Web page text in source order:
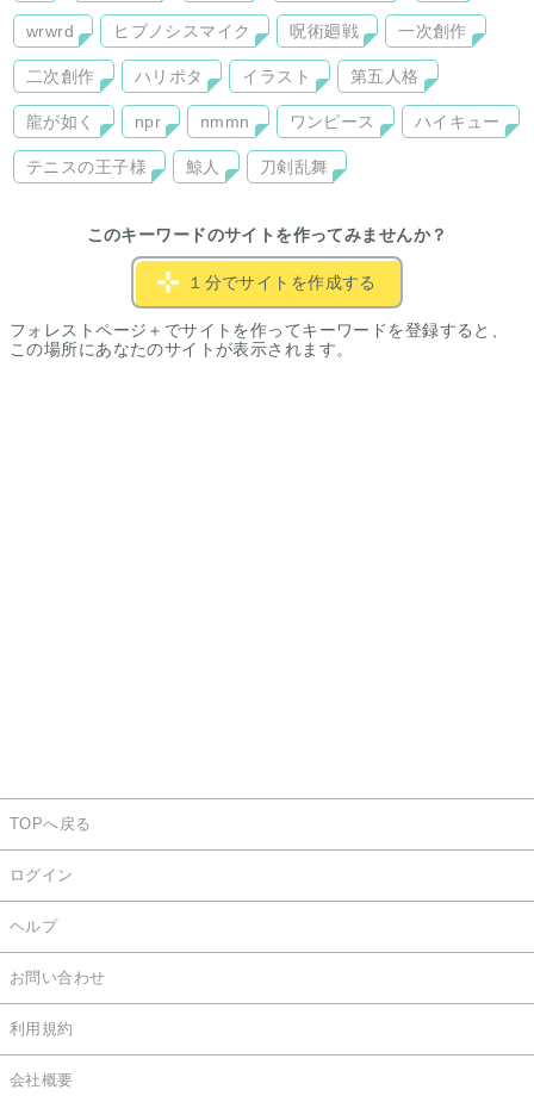
wrwrd ヒプノシスマイク 呪術廻戦 一次創作
二次創作 ハリポタ イラスト 第五人格
龍が如く npr nmmn ワンピース ハイキュー
テニスの王子様 鯨人 刀剣乱舞
このキーワードのサイトを作ってみませんか？
１分でサイトを作成する
フォレストページ＋でサイトを作ってキーワードを登録すると、
この場所にあなたのサイトが表示されます。
TOPへ戻る
ログイン
ヘルプ
お問い合わせ
利用規約
会社概要